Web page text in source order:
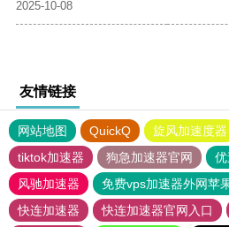
2025-10-08
友情链接
网站地图 QuickQ 旋风加速度器
tiktok加速器
狗急加速器官网
风驰加速器
免费vps加速器外网苹
快连加速器
快连加速器官网入口